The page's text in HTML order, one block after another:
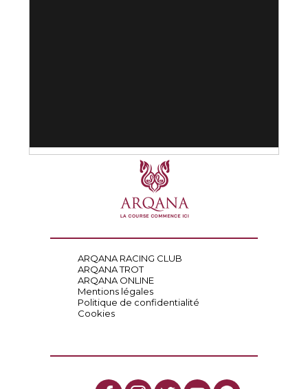
ARQANA RACING CLUB
ARQANA TROT
ARQANA ONLINE
Mentions légales
Politique de confidentialité
Cookies